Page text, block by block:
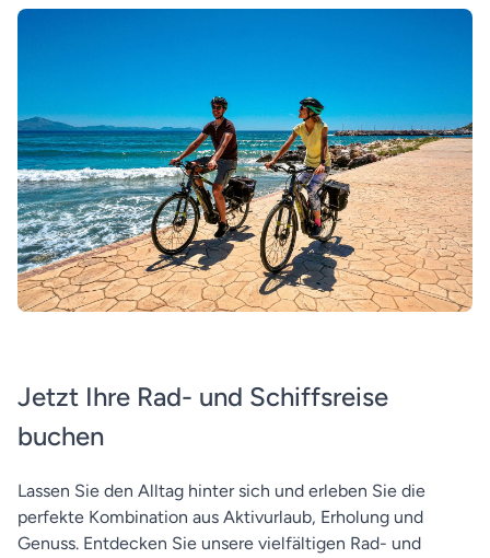
Jetzt Ihre Rad- und Schiffsreise
buchen
Lassen Sie den Alltag hinter sich und erleben Sie die
perfekte Kombination aus Aktivurlaub, Erholung und
Genuss. Entdecken Sie unsere vielfältigen Rad- und